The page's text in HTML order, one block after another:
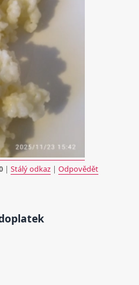
|Stálý odkaz |Odpovědět